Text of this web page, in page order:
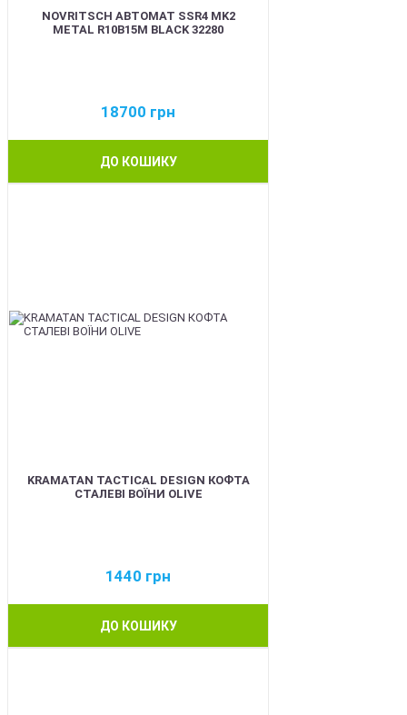
NOVRITSCH АВТОМАТ SSR4 MK2
METAL R10B15M BLACK 32280
18700 грн
ДО КОШИКУ
KRAMATAN TACTICAL DESIGN КОФТА
СТАЛЕВІ ВОЇНИ OLIVE
1440 грн
ДО КОШИКУ